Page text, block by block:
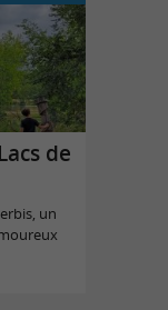
de
un